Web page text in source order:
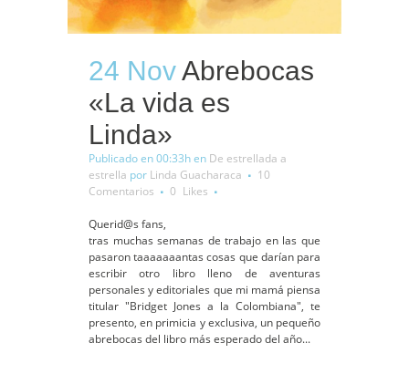
24 Nov Abrebocas
«La vida es
Linda»
Publicado en 00:33hen De estrellada a
estrella por Linda Guacharaca
10
Comentarios
0 Likes
Querid@s fans,
tras muchas semanas de trabajo en las que
pasaron taaaaaaantas cosas que darían para
escribir otro libro lleno de aventuras
personales y editoriales que mi mamá piensa
titular "Bridget Jones a la Colombiana", te
presento, en primicia y exclusiva, un pequeño
abrebocas del libro más esperado del año...